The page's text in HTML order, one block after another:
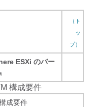
（ト
ッ
プ）
ESXi のバー
構成要件
成要件